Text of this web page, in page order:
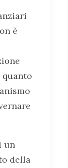
è
quanto
un
della